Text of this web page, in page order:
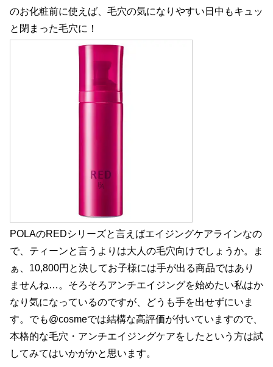
のお化粧前に使えば、毛穴の気になりやすい日中もキュッ
と閉まった毛穴に！
POLAのREDシリーズと言えばエイジングケアラインなの
で、ティーンと言うよりは大人の毛穴向けでしょうか。ま
ぁ、10,800円と決してお子様には手が出る商品ではあり
ませんね…。そろそろアンチエイジングを始めたい私はか
なり気になっているのですが、どうも手を出せずにいま
す。でも@cosmeでは結構な高評価が付いていますので、
本格的な毛穴・アンチエイジングケアをしたという方は試
してみてはいかがかと思います。